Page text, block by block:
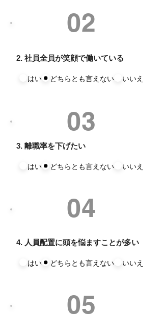
2. 社員全員が笑顔で働いている
はい どちらとも言えない いいえ
02
03
3. 離職率を下げたい
はい どちらとも言えない いいえ
4. 人員配置に頭を悩ますことが多い
はい どちらとも言えない いいえ
05
04